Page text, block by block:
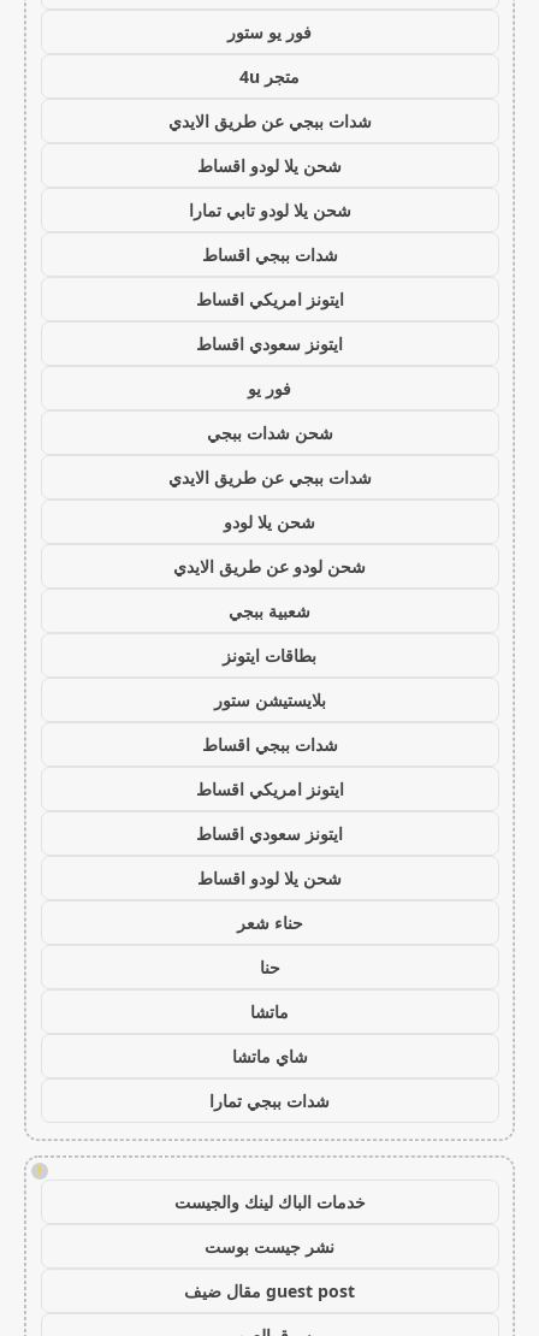
فور يو ستور
متجر 4u
شدات ببجي عن طريق الايدي
شحن يلا لودو اقساط
شحن يلا لودو تابي تمارا
شدات ببجي اقساط
ايتونز امريكي اقساط
ايتونز سعودي اقساط
فور يو
شحن شدات ببجي
شدات ببجي عن طريق الايدي
شحن يلا لودو
شحن لودو عن طريق الايدي
شعبية ببجي
بطاقات ايتونز
بلايستيشن ستور
شدات ببجي اقساط
ايتونز امريكي اقساط
ايتونز سعودي اقساط
شحن يلا لودو اقساط
حناء شعر
حنا
ماتشا
شاي ماتشا
شدات ببجي تمارا
!
خدمات الباك لينك والجيست
نشر جيست بوست
guest post مقال ضيف